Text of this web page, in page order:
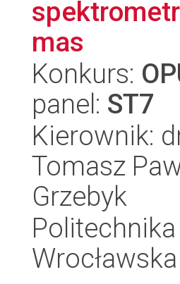
mas
Konkurs:
panel: ST7
Kierownik:
Tomasz
Grzebyk
Politechnika
Wrocławska